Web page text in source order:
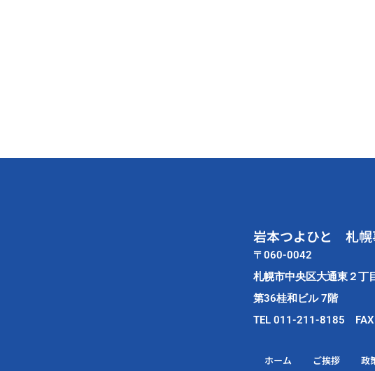
岩本つよひと 札幌
〒060-0042
札幌市中央区大通東２丁
第36桂和ビル 7階
TEL 011-211-8185
ホーム ご挨拶 政